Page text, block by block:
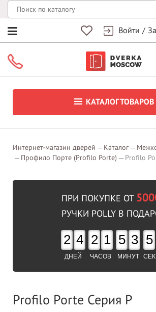
Войти /
КАТАЛОГ ТОВАРОВ
Интернет-магазин дверей Каталог
Профило Порте (Profilo Porte)
Profilo
ПРИ ПОКУПКЕ ОТ
РУЧКИ POLLY В
2 4
ДНЕЙ
2 1
ЧАСОВ
5 3
МИНУТ
5
Profilo Porte Серия P